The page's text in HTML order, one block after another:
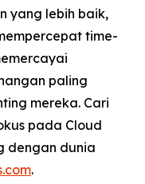
yang lebih baik,
time-
paling
mereka. Cari
pada Cloud
dengan dunia
.